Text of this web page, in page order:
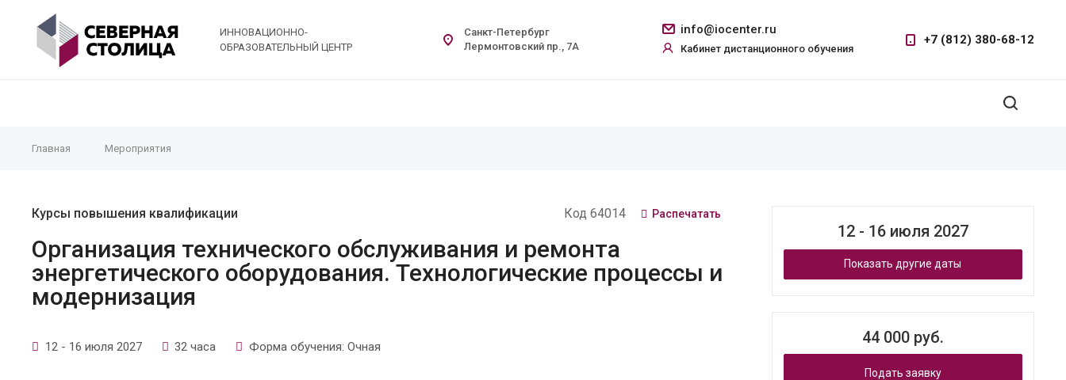
ИННОВАЦИОННО-
ОБРАЗОВАТЕЛЬНЫЙ ЦЕНТР
info@iocenter.ru
Кабинет дистанционного обучения
+7 (812) 380-68-12
Санкт-Петербург
Лермонтовский пр., 7А
Главная Мероприятия
Курсы повышения квалификации Код 64014 Распечатать
Организация технического обслуживания и ремонта
энергетического оборудования. Технологические процессы и
модернизация
12 - 16 июля 2027 32 часа Форма обучения: Очная
12 - 16 июля 2027
Показать другие даты
44 000 руб.
Подать заявку